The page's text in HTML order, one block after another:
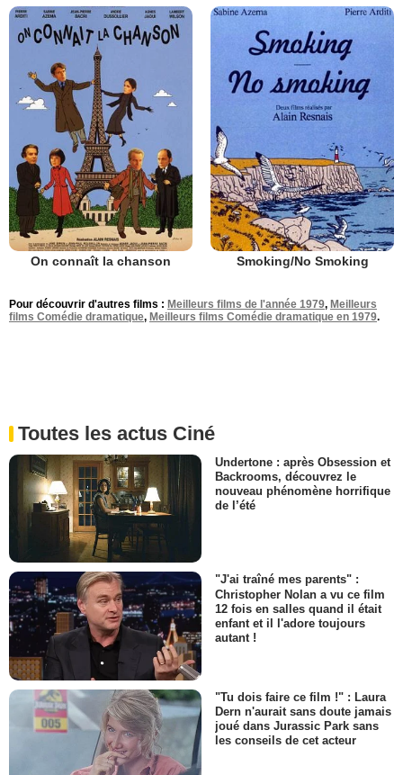
On connaît la chanson Smoking/No Smoking
Pour découvrir d'autres films : Meilleurs films de l'année 1979, Meilleurs
films Comédie dramatique, Meilleurs films Comédie dramatique en 1979.
Toutes les actus Ciné
Undertone : après Obsession et
Backrooms, découvrez le
nouveau phénomène horrifique
de l’été
"J'ai traîné mes parents" :
Christopher Nolan a vu ce film
12 fois en salles quand il était
enfant et il l'adore toujours
autant !
"Tu dois faire ce film !" : Laura
Dern n'aurait sans doute jamais
joué dans Jurassic Park sans
les conseils de cet acteur